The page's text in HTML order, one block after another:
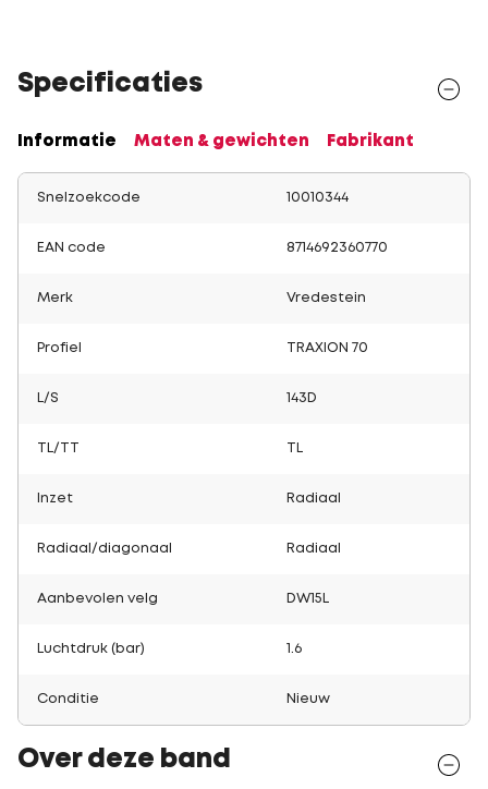
Specificaties
Informatie Maten & gewichten Fabrikant
Snelzoekcode 10010344
EAN code 8714692360770
Merk Vredestein
Profiel TRAXION 70
L/S 143D
TL/TT
Inzet Radiaal
Radiaal/diagonaal Radiaal
Aanbevolen velg DW15L
Luchtdruk (bar) 1.6
Conditie Nieuw
Over deze band